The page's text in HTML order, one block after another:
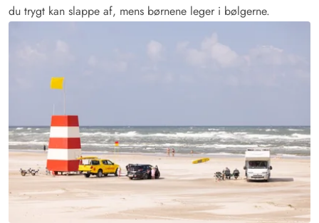
du trygt kan slappe af, mens børnene leger i bølgerne.